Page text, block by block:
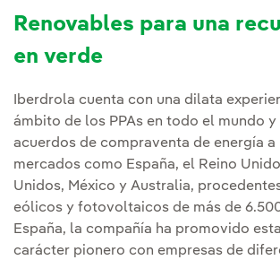
Renovables para una
en verde
Iberdrola cuenta con una dilata
ámbito de los PPAs en todo el mundo y
acuerdos de compraventa de energía
mercados como España, el Reino
Unidos, México y Australia,
eólicos y fotovoltaicos de más de
España, la compañía ha promovido
carácter pionero con empresas de